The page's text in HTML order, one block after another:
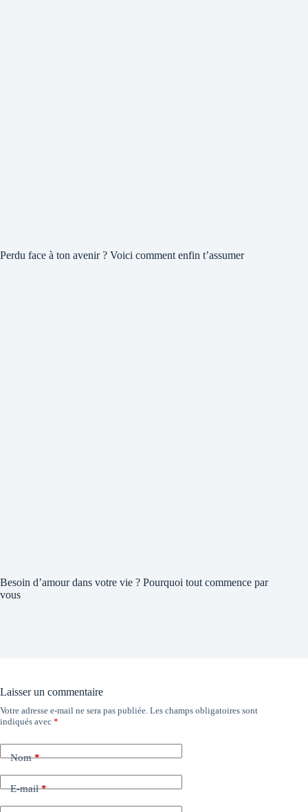
Perdu face à ton avenir ? Voici comment enfin t’assumer
Besoin d’amour dans votre vie ? Pourquoi tout commence par
vous
Laisser un commentaire
Votre adresse e-mail ne sera pas publiée. Les champs obligatoires sont
indiqués avec *
Nom*
E-mail*